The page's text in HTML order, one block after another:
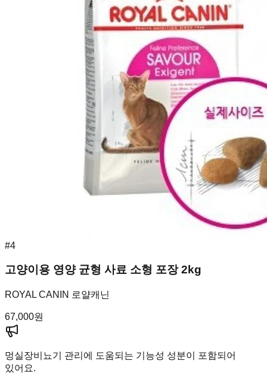
#4
고양이용 영양 균형 사료 소형 포장 2kg
ROYAL CANIN 로얄캐닌
67,000원
멍실장비뇨기 관리에 도움되는 기능성 성분이 포함되어
있어요.